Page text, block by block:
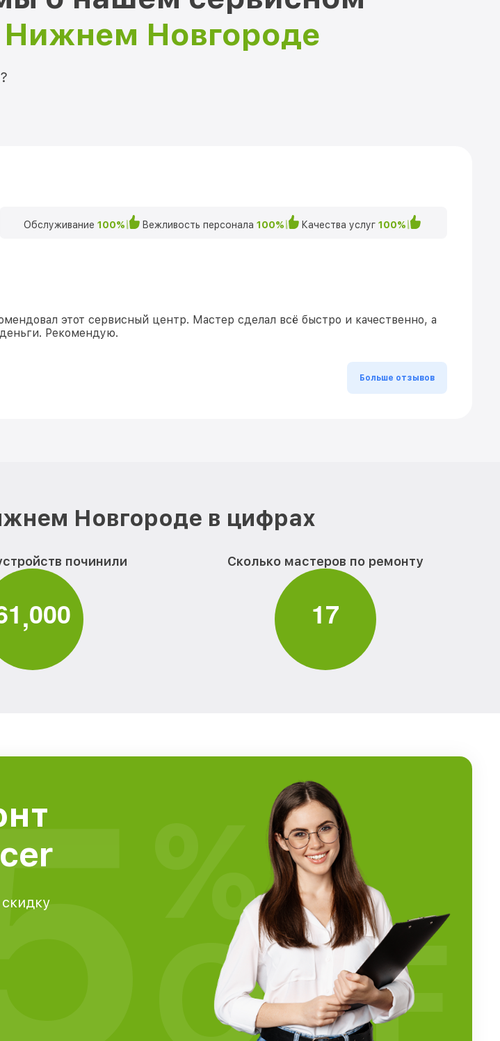
Нижнем Новгороде
Обслуживание 100% Вежливость персонала 100% Качества услуг 100%
этот сервисный центр. Мастер сделал всё быстро и качественно, а
Рекомендую.
Больше отзывов
Новгороде в цифрах
починили
1,000
Сколько мастеров по ремонту
17
%
OFF